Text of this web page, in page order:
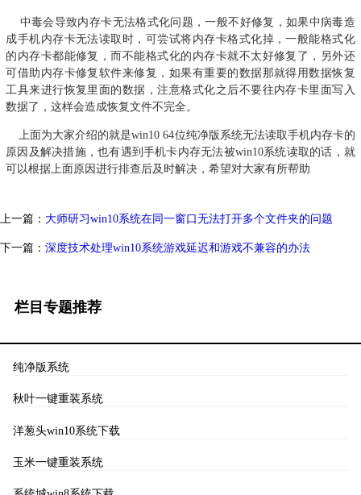
中毒会导致内存卡无法格式化问题，一般不好修复，如果中病毒造
成手机内存卡无法读取时，可尝试将内存卡格式化掉，一般能格式化
的内存卡都能修复，而不能格式化的内存卡就不太好修复了，另外还
可借助内存卡修复软件来修复，如果有重要的数据那就得用数据恢复
工具来进行恢复里面的数据，注意格式化之后不要往内存卡里面写入
数据了，这样会造成恢复文件不完全。
上面为大家介绍的就是win10 64位纯净版系统无法读取手机内存卡的
原因及解决措施，也有遇到手机卡内存无法被win10系统读取的话，就
可以根据上面原因进行排查后及时解决，希望对大家有所帮助
上一篇： 大师研习win10系统在同一窗口无法打开多个文件夹的问题
下一篇： 深度技术处理win10系统游戏延迟和游戏不兼容的办法
栏目专题推荐
纯净版系统
秋叶一键重装系统
洋葱头win10系统下载
玉米一键重装系统